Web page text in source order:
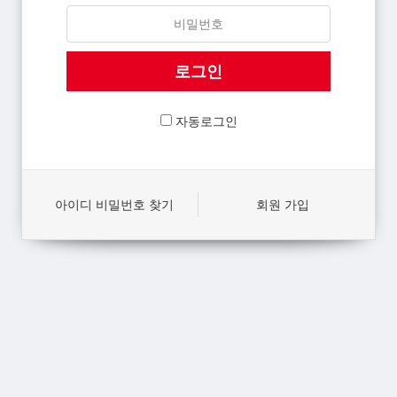
자동로그인
아이디 비밀번호 찾기 회원 가입